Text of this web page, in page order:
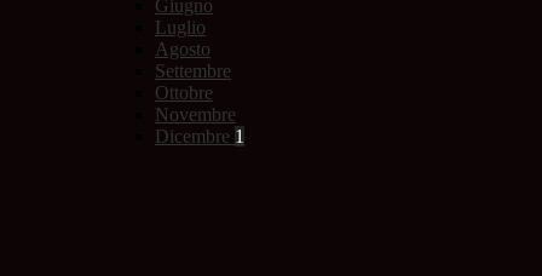
Giugno
Luglio
Agosto
Settembre
Ottobre
Novembre
Dicembre 1